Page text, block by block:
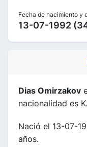
Fecha de nacimiento y
13-07-1992
Dias Omirzakov
nacionalidad es
Nació el 13-07-
años.